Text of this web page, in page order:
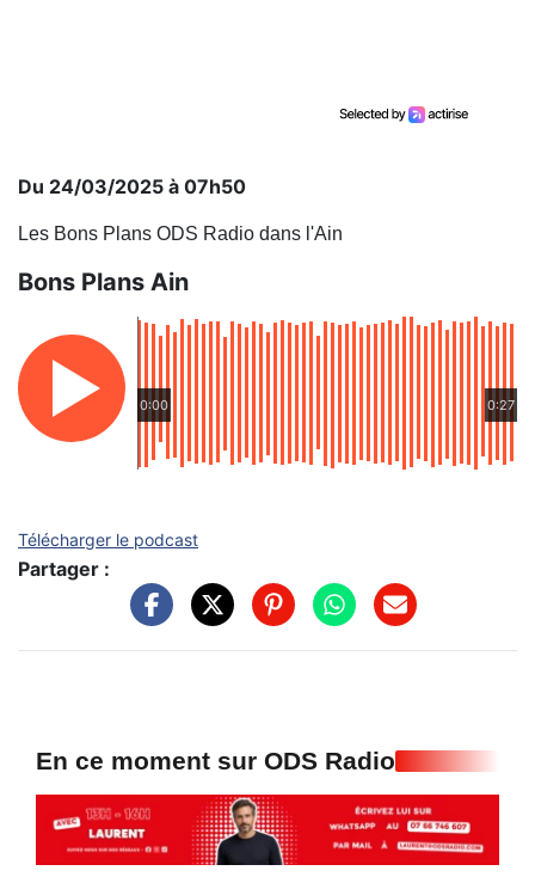
Du 24/03/2025 à 07h50
Les Bons Plans ODS Radio dans l'Ain
Bons Plans Ain
0:00 0:27
Télécharger le podcast
Partager :
En ce moment sur ODS Radio